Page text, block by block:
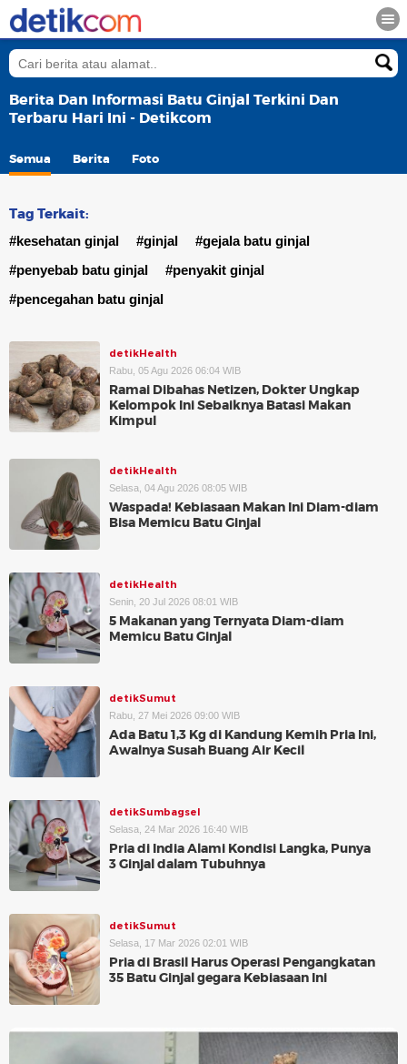
Berita Dan Informasi Batu Ginjal Terkini Dan
Terbaru Hari Ini - Detikcom
Semua Berita Foto
Tag Terkait:
#kesehatan ginjal #ginjal
#gejala batu ginjal
#penyebab batu ginjal
#penyakit ginjal
#pencegahan batu ginjal
detikHealth
Rabu, 05 Agu 2026 06:04 WIB
Ramai Dibahas Netizen, Dokter Ungkap
Kelompok Ini Sebaiknya Batasi Makan
Kimpul
detikHealth
Selasa, 04 Agu 2026 08:05 WIB
Waspada! Kebiasaan Makan Ini Diam-diam
Bisa Memicu Batu Ginjal
detikHealth
Senin, 20 Jul 2026 08:01 WIB
5 Makanan yang Ternyata Diam-diam
Memicu Batu Ginjal
detikSumut
Rabu, 27 Mei 2026 09:00 WIB
Ada Batu 1,3 Kg di Kandung Kemih Pria Ini,
Awalnya Susah Buang Air Kecil
detikSumbagsel
Selasa, 24 Mar 2026 16:40 WIB
Pria di India Alami Kondisi Langka, Punya
3 Ginjal dalam Tubuhnya
detikSumut
Selasa, 17 Mar 2026 02:01 WIB
Pria di Brasil Harus Operasi Pengangkatan
35 Batu Ginjal gegara Kebiasaan Ini